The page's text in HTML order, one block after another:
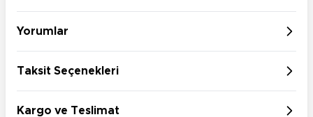
Yorumlar
Taksit Seçenekleri
Kargo ve Teslimat